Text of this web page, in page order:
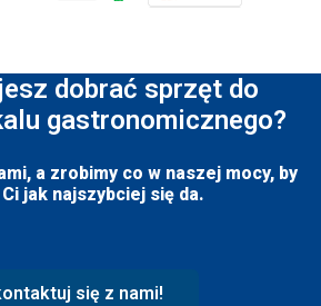
dobrać sprzęt do
gastronomicznego?
a zrobimy co w naszej mocy, by
jak najszybciej się da.
się z nami!